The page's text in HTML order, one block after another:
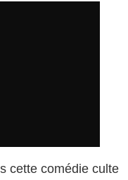
cette comédie culte